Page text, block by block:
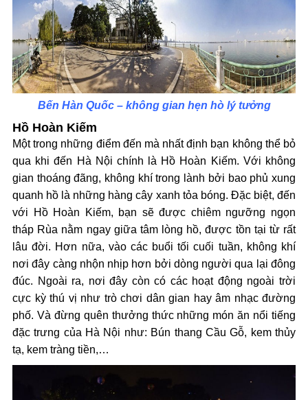
Bến Hàn Quốc – không gian hẹn hò lý tưởng
Hồ Hoàn Kiếm
Một trong những điểm đến mà nhất định bạn không thể bỏ
qua khi đến Hà Nội chính là Hồ Hoàn Kiếm. Với không
gian thoáng đãng, không khí trong lành bởi bao phủ xung
quanh hồ là những hàng cây xanh tỏa bóng. Đặc biệt, đến
với Hồ Hoàn Kiếm, bạn sẽ được chiêm ngưỡng ngọn
tháp Rùa nằm ngay giữa tâm lòng hồ, được tồn tại từ rất
lâu đời. Hơn nữa, vào các buổi tối cuối tuần, không khí
nơi đây càng nhộn nhịp hơn bởi dòng người qua lại đông
đúc. Ngoài ra, nơi đây còn có các hoạt động ngoài trời
cực kỳ thú vị như trò chơi dân gian hay âm nhạc đường
phố. Và đừng quên thưởng thức những món ăn nổi tiếng
đặc trưng của Hà Nội như: Bún thang Cầu Gỗ, kem thủy
tạ, kem tràng tiền,…